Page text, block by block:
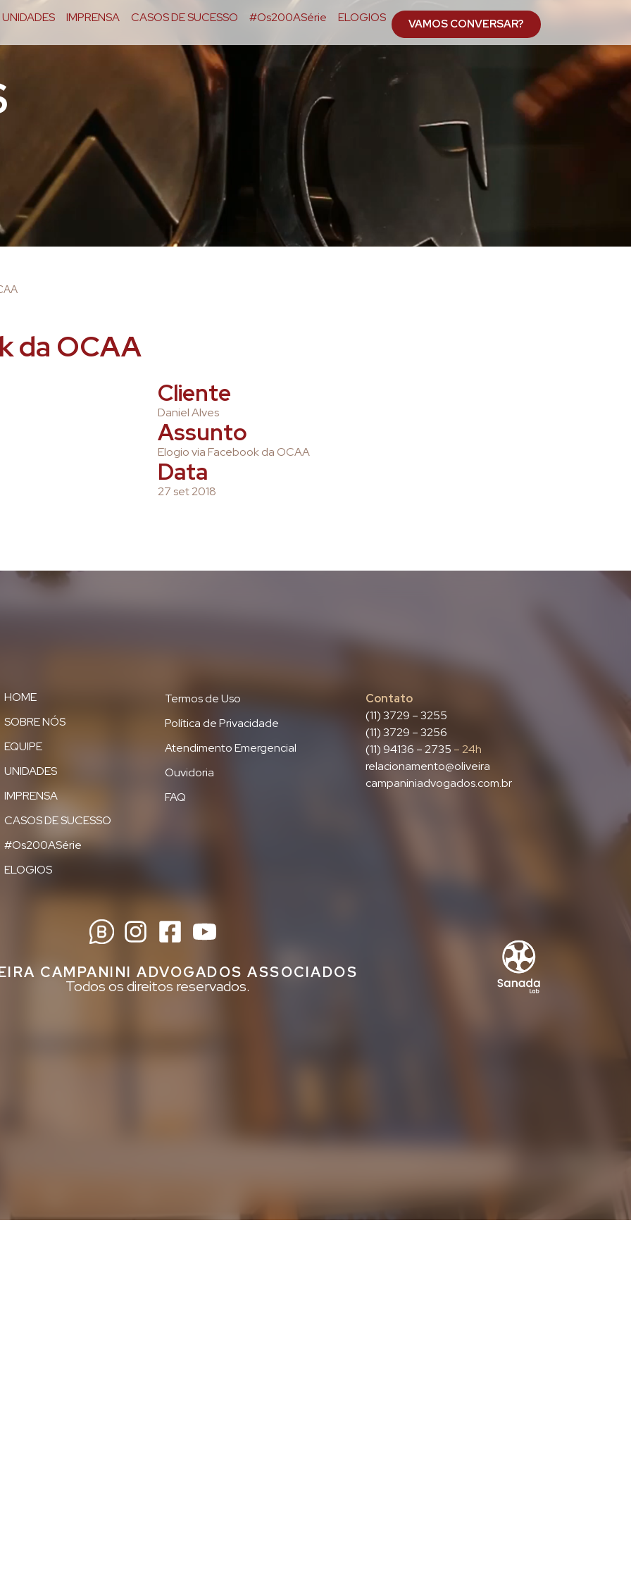
UNIDADES IMPRENSA CASOS DE SUCESSO #Os200ASérie ELOGIOS VAMOS CONVERSAR?
da OCAA
Cliente
Daniel Alves
Assunto
Elogio via Facebook da OCAA
Data
27 set 2018
HOME
SOBRE NÓS
EQUIPE
UNIDADES
IMPRENSA
CASOS DE SUCESSO
#Os200ASérie
ELOGIOS
Termos de Uso
Política de Privacidade
Atendimento Emergencial
Ouvidoria
FAQ
Contato
(11) 3729 – 3255
(11) 3729 – 3256
(11) 94136 – 2735 – 24h
relacionamento@oliveira
campaniniadvogados.com.br
CAMPANINI ADVOGADOS ASSOCIADOS
Todos os direitos reservados.